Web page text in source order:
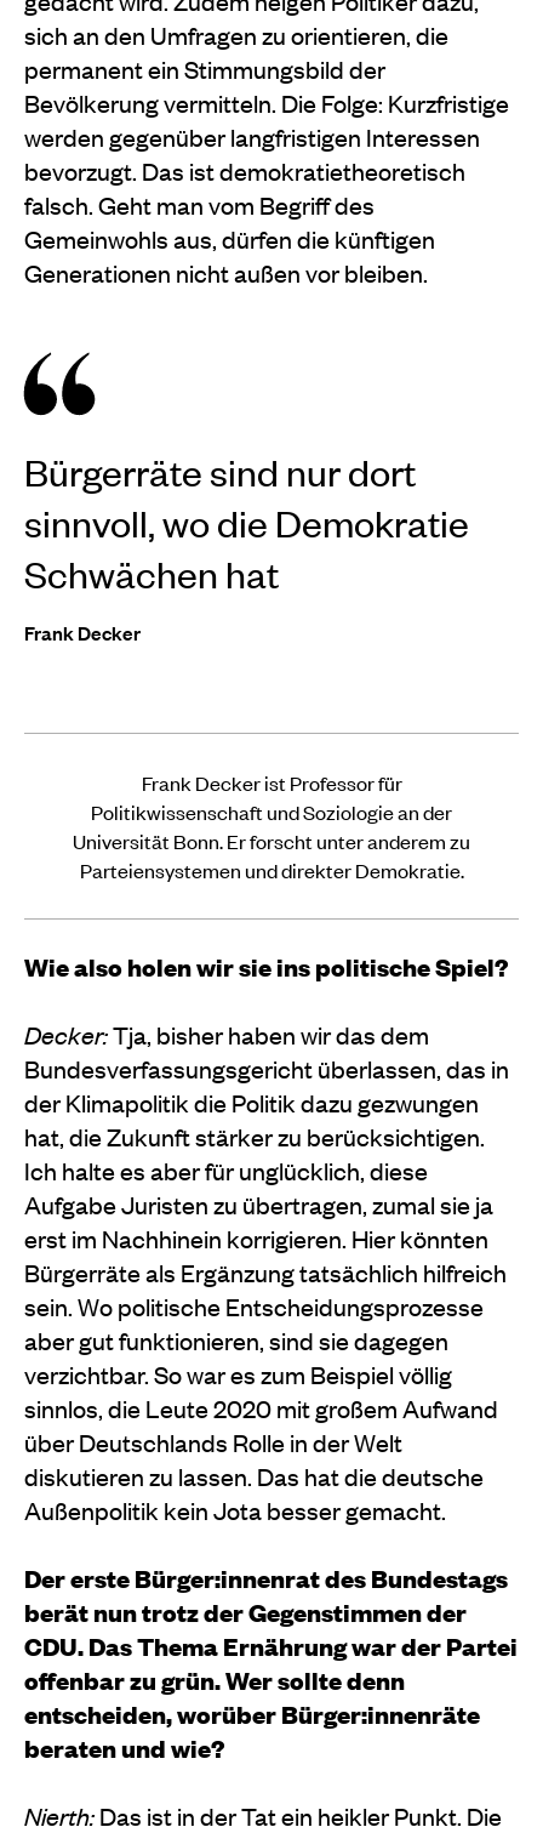
sich an den Umfragen zu orientieren, die
permanent ein Stimmungsbild der
Bevölkerung vermitteln. Die Folge: Kurzfristige
werden gegenüber langfristigen Interessen
bevorzugt. Das ist demokratietheoretisch
falsch. Geht man vom Begriff des
Gemeinwohls aus, dürfen die künftigen
Generationen nicht außen vor bleiben.
Bürgerräte sind nur dort
sinnvoll, wo die Demokratie
Schwächen hat
Frank Decker
Frank Decker ist Professor für
Politikwissenschaft und Soziologie an der
Universität Bonn. Er forscht unter anderem zu
Parteiensystemen und direkter Demokratie.
Wie also holen wir sie ins politische Spiel?
Decker:Tja, bisher haben wir das dem
Bundesverfassungsgericht überlassen, das in
der Klimapolitik die Politik dazu gezwungen
hat, die Zukunft stärker zu berücksichtigen.
Ich halte es aber für unglücklich, diese
Aufgabe Juristen zu übertragen, zumal sie ja
erst im Nachhinein korrigieren. Hier könnten
Bürgerräte als Ergänzung tatsächlich hilfreich
sein. Wo politische Entscheidungsprozesse
aber gut funktionieren, sind sie dagegen
verzichtbar. So war es zum Beispiel völlig
sinnlos, die Leute 2020 mit großem Aufwand
über Deutschlands Rolle in der Welt
diskutieren zu lassen. Das hat die deutsche
Außenpolitik kein Jota besser gemacht.
Der erste Bürger:innenrat des Bundestags
berät nun trotz der Gegenstimmen der
CDU. Das Thema Ernährung war der Partei
offenbar zu grün. Wer sollte denn
entscheiden, worüber Bürger:innenräte
beraten und wie?
Nierth:Das ist in der Tat ein heikler Punkt. Die